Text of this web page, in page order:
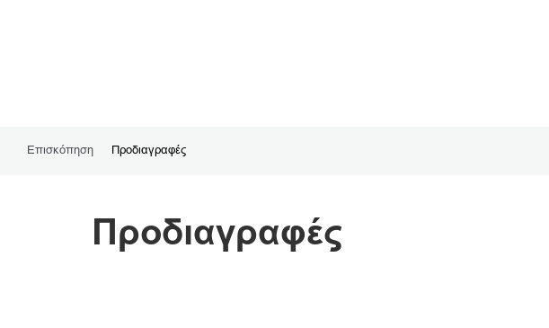
Επισκόπηση Προδιαγραφές
Προδιαγραφές